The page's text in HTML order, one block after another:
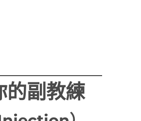
的副教練